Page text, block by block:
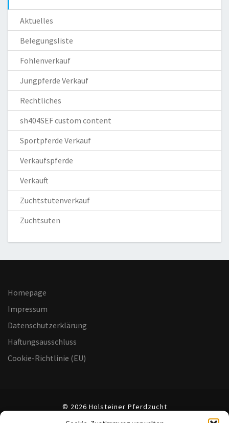
Aktuelles
Belegungsliste
Fohlenverkauf
Jungpferde Verkauf
Rechtliches
sh404SEF custom content
Sportpferde Verkauf
Verkaufspferde
Verkauft
Zuchtstutenverkauf
Zuchtsuten
Homepage
Impressum
Datenschutzerklärung
Haftungsausschluss
Cookie-Richtlinie (EU)
© 2026 Holsteiner Pferdzucht